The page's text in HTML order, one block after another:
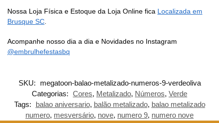
Nossa Loja Física e Estoque da Loja Online fica Localizada em
Brusque SC
Acompanhe nosso dia a dia e Novidades no Instagram
@embrulhefestasbq
SKU:
megatoon-balao-metalizado-numeros-9-verdeoliva
Categorias: Cores, Metalizado, Números, Verde
Tags:
balao aniversario, balão metalizado, balao metalizado
numero, mesversário, nove, numero 9, numero nove